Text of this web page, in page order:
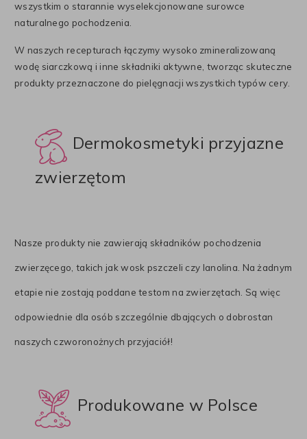
wszystkim o starannie wyselekcjonowane surowce
naturalnego pochodzenia.
W naszych recepturach łączymy wysoko zmineralizowaną
wodę siarczkową i inne składniki aktywne, tworząc skuteczne
produkty przeznaczone do pielęgnacji wszystkich typów cery.
Dermokosmetyki przyjazne
zwierzętom
Nasze produkty nie zawierają składników pochodzenia
zwierzęcego, takich jak wosk pszczeli czy lanolina. Na żadnym
etapie nie zostają poddane testom na zwierzętach. Są więc
odpowiednie dla osób szczególnie dbających o dobrostan
naszych czworonożnych przyjaciół!
Produkowane w Polsce